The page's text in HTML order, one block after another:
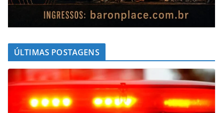
ÚLTIMAS POSTAGENS